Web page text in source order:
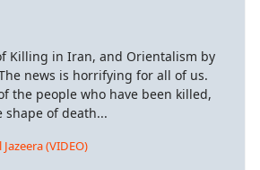
Killing in Iran, and Orientalism by
news is horrifying for all of us.
the people who have been killed,
shape of death...
(VIDEO)